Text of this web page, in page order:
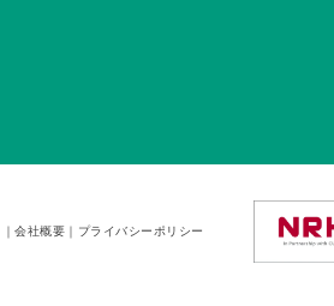
｜ 会社概要 ｜ プライバシーポリシー